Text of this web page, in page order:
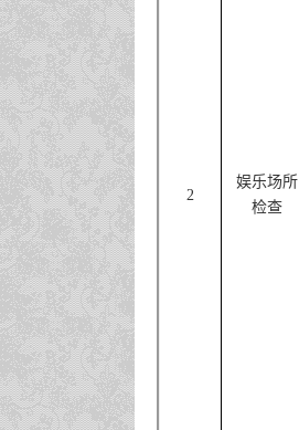
2
娱乐场所
检查